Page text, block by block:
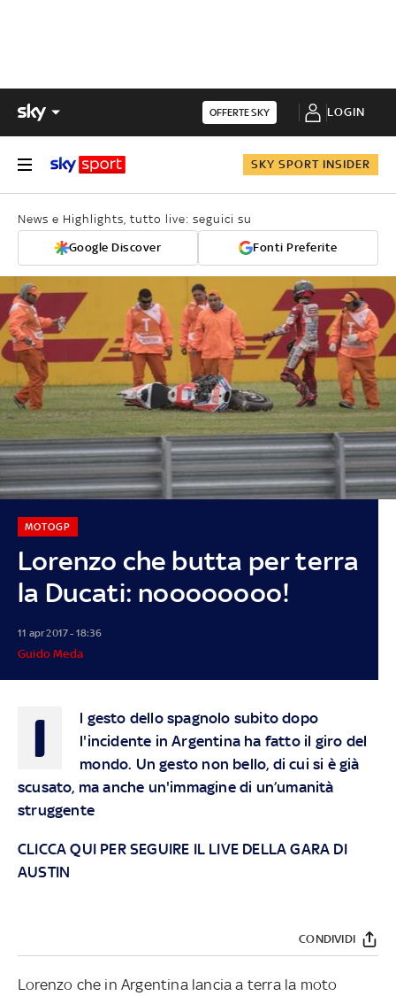
OFFERTE SKY LOGIN
SKY SPORT INSIDER
News e Highlights, tutto live: seguici su
Google Discover Fonti Preferite
Lorenzo che butta per terra
la Ducati: noooooooo!
MOTOGP
11 apr 2017 - 18:36
Guido Meda
I
l gesto dello spagnolo subito dopo
l'incidente in Argentina ha fatto il giro del
mondo. Un gesto non bello, di cui si è già
scusato, ma anche un'immagine di un’umanità
struggente
CLICCA QUI PER SEGUIRE IL LIVE DELLA GARA DI
AUSTIN
CONDIVIDI
Lorenzo che in Argentina lancia a terra la moto